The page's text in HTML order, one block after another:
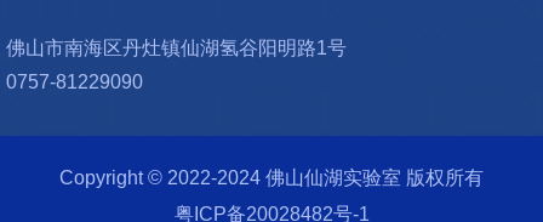
佛山市南海区丹灶镇仙湖氢谷阳明路1号
0757-81229090
Copyright © 2022-2024 佛山仙湖实验室 版权所有
粤ICP备20028482号-1